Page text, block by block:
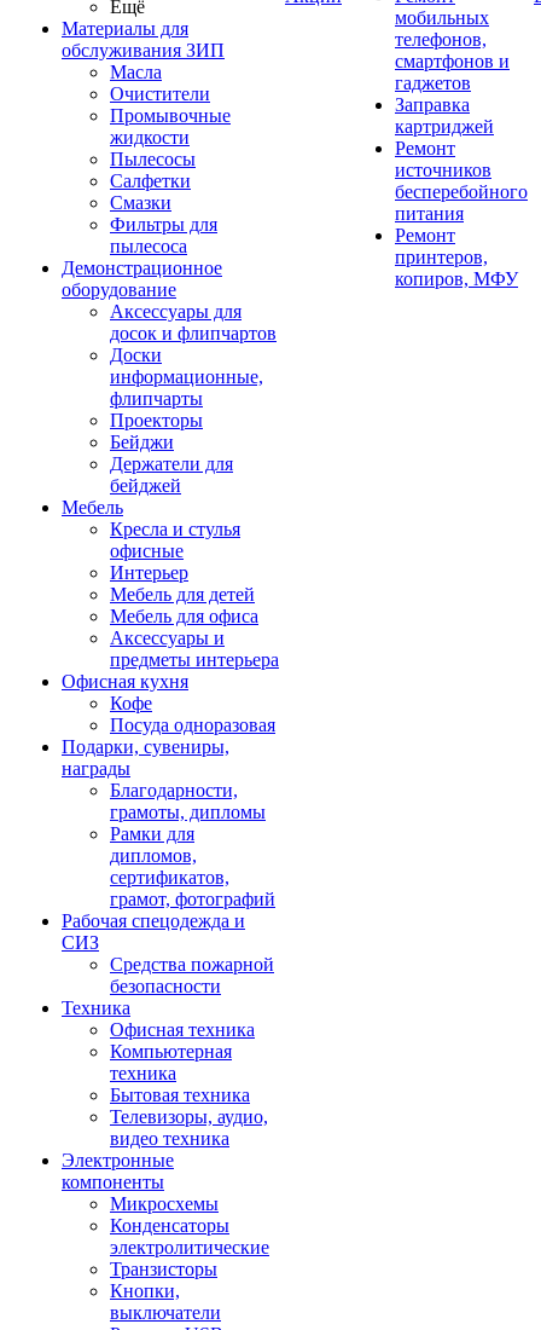
Ещё
Материалы для
обслуживания ЗИП
Масла
Очистители
Промывочные
жидкости
Пылесосы
Салфетки
Смазки
Фильтры для
пылесоса
Демонстрационное
оборудование
Аксессуары для
досок и флипчартов
Доски
информационные,
флипчарты
Проекторы
Бейджи
Держатели для
бейджей
Мебель
Кресла и стулья
офисные
Интерьер
Мебель для детей
Мебель для офиса
Аксессуары и
предметы интерьера
Офисная кухня
Кофе
Посуда одноразовая
Подарки, сувениры,
награды
Благодарности,
грамоты, дипломы
Рамки для
дипломов,
сертификатов,
грамот, фотографий
Рабочая спецодежда и
СИЗ
Средства пожарной
безопасности
Техника
Офисная техника
Компьютерная
техника
Бытовая техника
Телевизоры, аудио,
видео техника
Электронные
компоненты
Микросхемы
Конденсаторы
электролитические
Транзисторы
Кнопки,
выключатели
мобильных
телефонов,
смартфонов и
гаджетов
Заправка
картриджей
Ремонт
источников
бесперебойного
питания
Ремонт
принтеров,
копиров, МФУ